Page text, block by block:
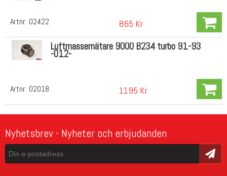
Artnr: 02422 865 Kr
Artnr: 02018
Luftmassemätare 9000 B234 turbo 91-93
-012-
1195 Kr
Nyhetsbrev - Nyheter och erbjudanden
Skicka